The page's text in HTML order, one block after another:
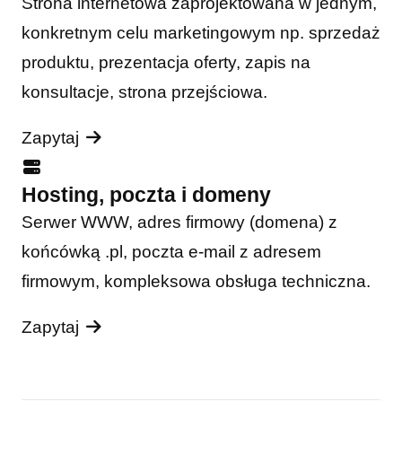
konkretnym celu marketingowym np. sprzedaż
produktu, prezentacja oferty, zapis na
konsultacje, strona przejściowa.
Zapytaj
Hosting, poczta i domeny
Serwer WWW, adres firmowy (domena) z
końcówką .pl, poczta e-mail z adresem
firmowym, kompleksowa obsługa techniczna.
Zapytaj